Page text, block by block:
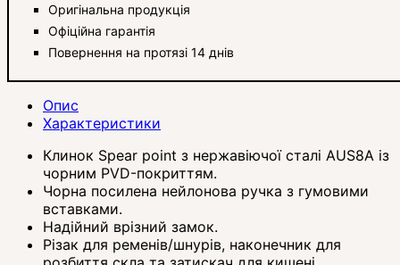
Оригінальна продукція
Офіційна гарантія
Повернення на протязі 14 днів
Опис
Характеристики
Клинок Spear point з нержавіючої сталі AUS8A із
чорним PVD-покриттям.
Чорна посилена нейлонова ручка з гумовими
вставками.
Надійний врізний замок.
Різак для ременів/шнурів, наконечник для